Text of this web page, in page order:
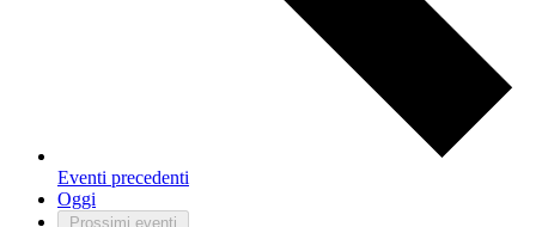
Eventi precedenti
Oggi
Prossimi eventi